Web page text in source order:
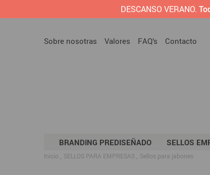
DESCANSO VERANO.
Sobre nosotras Valores FAQ’s Contacto
BRANDING PREDISEÑADO SELLOS
Inicio SELLOS PARA EMPRESAS Sellos para jabones